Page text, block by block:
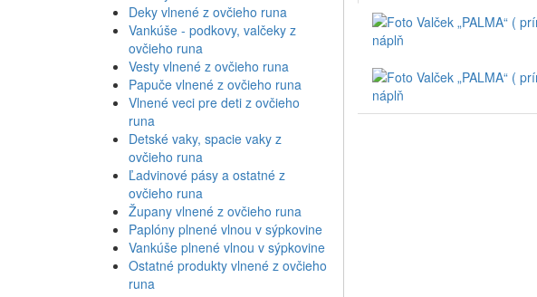
Deky vlnené z ovčieho runa
Vankúše - podkovy, valčeky z
ovčieho runa
Vesty vlnené z ovčieho runa
Papuče vlnené z ovčieho runa
Vlnené veci pre deti z ovčieho
runa
Detské vaky, spacie vaky z
ovčieho runa
Ľadvinové pásy a ostatné z
ovčieho runa
Župany vlnené z ovčieho runa
Paplóny plnené vlnou v sýpkovine
Vankúše plnené vlnou v sýpkovine
Ostatné produkty vlnené z ovčieho
runa